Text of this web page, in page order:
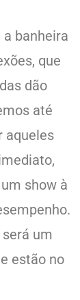
banheira
que
dão
até
aqueles
show à
um
estão no